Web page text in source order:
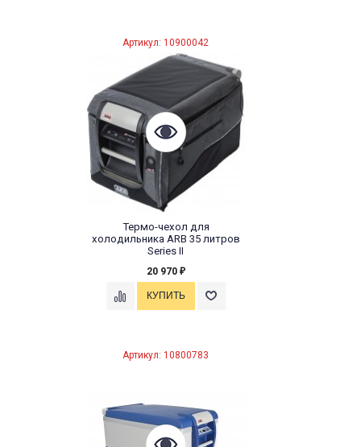
Артикул: 10900042
Термо-чехол для
холодильника ARB 35 литров
Series II
20 970 ₽
Артикул: 10800783